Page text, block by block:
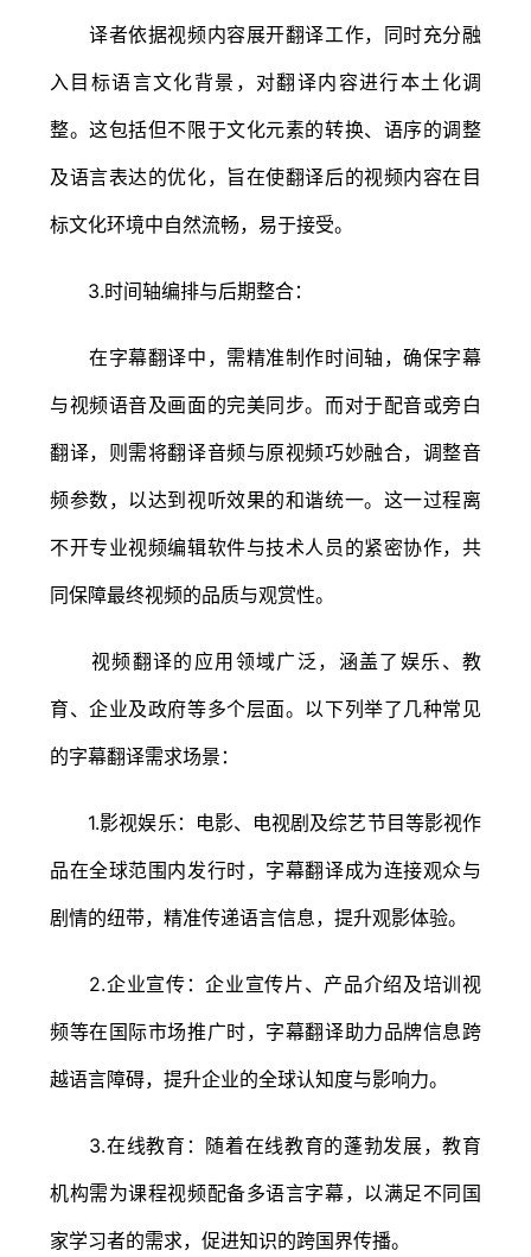
译者依据视频内容展开翻译工作，同时充分融
入目标语言文化背景，对翻译内容进行本土化调
整。这包括但不限于文化元素的转换、语序的调整
及语言表达的优化，旨在使翻译后的视频内容在目
标文化环境中自然流畅，易于接受。
3.时间轴编排与后期整合：
在字幕翻译中，需精准制作时间轴，确保字幕
与视频语音及画面的完美同步。而对于配音或旁白
翻译，则需将翻译音频与原视频巧妙融合，调整音
频参数，以达到视听效果的和谐统一。这一过程离
不开专业视频编辑软件与技术人员的紧密协作，共
同保障最终视频的品质与观赏性。
视频翻译的应用领域广泛，涵盖了娱乐、教
育、企业及政府等多个层面。以下列举了几种常见
的字幕翻译需求场景：
1.影视娱乐：电影、电视剧及综艺节目等影视作
品在全球范围内发行时，字幕翻译成为连接观众与
剧情的纽带，精准传递语言信息，提升观影体验。
2.企业宣传：企业宣传片、产品介绍及培训视
频等在国际市场推广时，字幕翻译助力品牌信息跨
越语言障碍，提升企业的全球认知度与影响力。
3.在线教育：随着在线教育的蓬勃发展，教育
机构需为课程视频配备多语言字幕，以满足不同国
家学习者的需求，促进知识的跨国界传播。